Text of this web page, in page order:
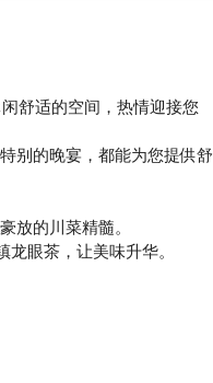
舒适的空间，热情迎接您
别的晚宴，都能为您提供舒
放的川菜精髓。
眼茶，让美味升华。